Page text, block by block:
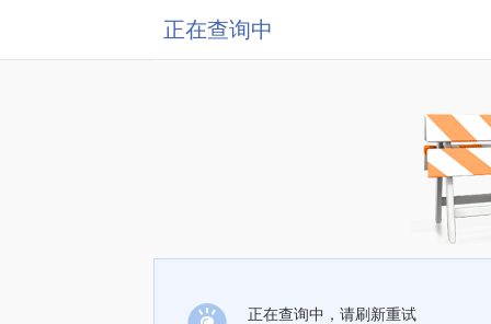
正在查询中
正在查询中，请刷新重试